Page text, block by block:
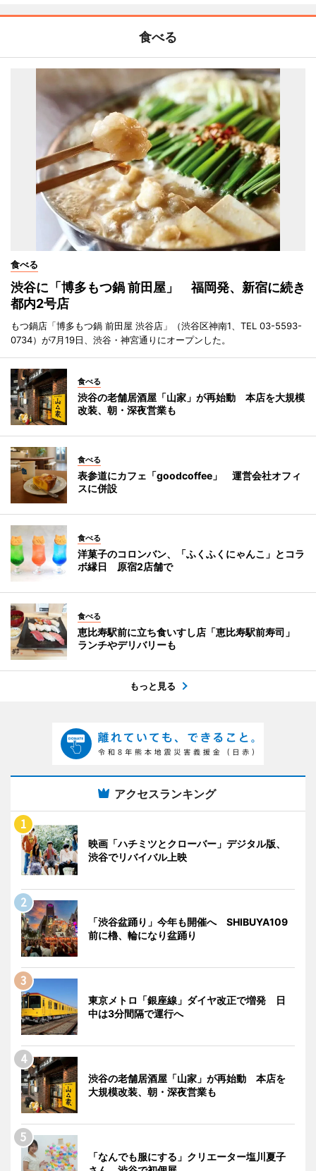
食べる
食べる
渋谷に「博多もつ鍋 前田屋」 福岡発、新宿に続き
都内2号店
もつ鍋店「博多もつ鍋 前田屋 渋谷店」（渋谷区神南1、TEL 03-5593-
0734）が7月19日、渋谷・神宮通りにオープンした。
食べる
渋谷の老舗居酒屋「山家」が再始動 本店を大規模
改装、朝・深夜営業も
食べる
表参道にカフェ「goodcoffee」 運営会社オフィ
スに併設
食べる
洋菓子のコロンバン、「ふくふくにゃんこ」とコラ
ボ縁日 原宿2店舗で
食べる
恵比寿駅前に立ち食いすし店「恵比寿駅前寿司」
ランチやデリバリーも
もっと見る
アクセスランキング
映画「ハチミツとクローバー」デジタル版、
渋谷でリバイバル上映
「渋谷盆踊り」今年も開催へ SHIBUYA109
前に櫓、輪になり盆踊り
東京メトロ「銀座線」ダイヤ改正で増発 日
中は3分間隔で運行へ
渋谷の老舗居酒屋「山家」が再始動 本店を
大規模改装、朝・深夜営業も
「なんでも服にする」クリエーター塩川夏子